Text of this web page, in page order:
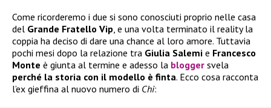
Come ricorderemo i due si sono conosciuti proprio nelle casa
del Grande Fratello Vip, e una volta terminato il reality la
coppia ha deciso di dare una chance al loro amore. Tuttavia
pochi mesi dopo la relazione tra Giulia Salemi e Francesco
Monte è giunta al termine e adesso la blogger svela
perché la storia con il modello è finta. Ecco cosa racconta
l’ex gieffina al nuovo numero di Chi: